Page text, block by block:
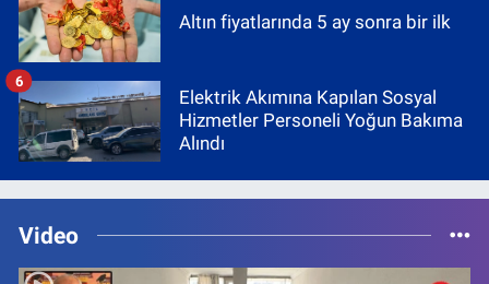
Altın fiyatlarında 5 ay sonra bir ilk
Elektrik Akımına Kapılan Sosyal
Hizmetler Personeli Yoğun Bakıma
Alındı
6
Video